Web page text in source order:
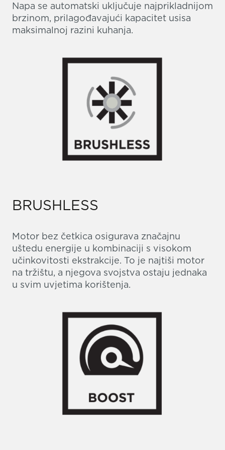
Napa se automatski uključuje najprikladnijom
brzinom, prilagođavajući kapacitet usisa
maksimalnoj razini kuhanja.
BRUSHLESS
Motor bez četkica osigurava značajnu
uštedu energije u kombinaciji s visokom
učinkovitosti ekstrakcije. To je najtiši motor
na tržištu, a njegova svojstva ostaju jednaka
u svim uvjetima korištenja.